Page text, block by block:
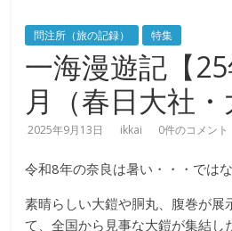
時
代
劇
な
問注所（旅の記録） 特集
一海漫遊記【
月（春日大社・
2025年9月13日 ikkai 0件のコメント
令和8年の奈良は暑い・・・では
素晴らしい大鎧や胴丸、腹巻が展
て、全国から見事な大鎧が集結し